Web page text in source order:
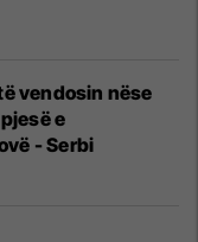
vendosin nëse
e
- Serbi